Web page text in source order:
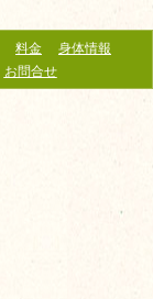
料金
身体情報
お問合せ